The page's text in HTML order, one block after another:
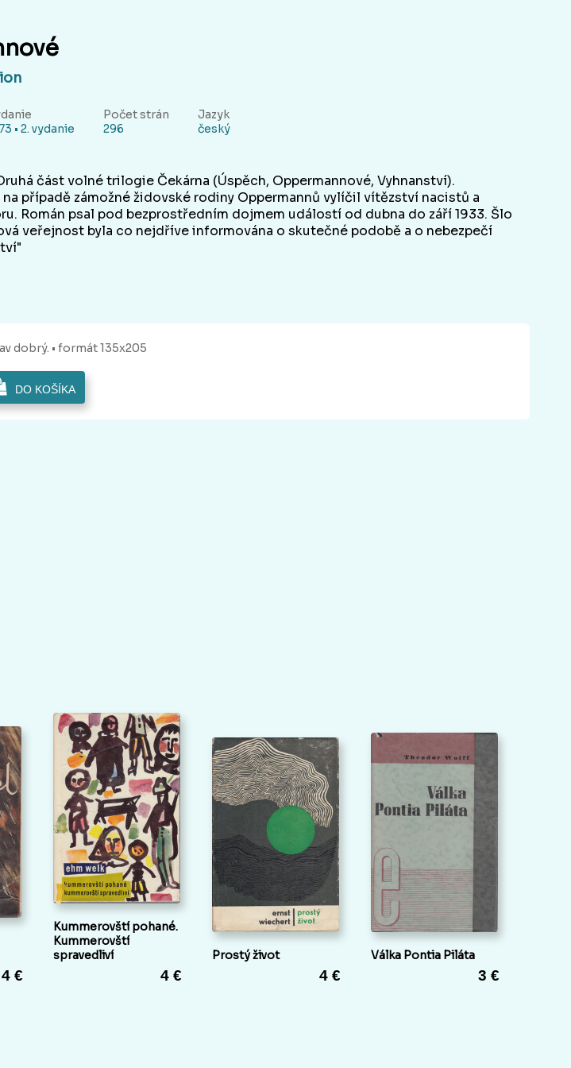
• 2. vydanie
Počet strán
296
Jazyk
český
část volné trilogie Čekárna (Úspěch, Oppermannové, Vyhnanství).
na případě zámožné židovské rodiny Oppermannů vylíčil vítězství nacistů a
Román psal pod bezprostředním dojmem událostí od dubna do září 1933. Šlo
veřejnost byla co nejdříve informována o skutečné podobě a o nebezpečí
dobrý. • formát 135x205
DO KOŠÍKA
4 €
Kummerovští pohané.
Kummerovští
spravedliví
4 €
Prostý život
4 €
Válka Pontia Piláta
3 €